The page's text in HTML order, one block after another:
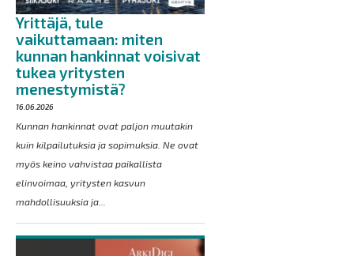
Yrittäjä, tule
vaikuttamaan: miten
kunnan hankinnat voisivat
tukea yritysten
menestymistä?
16.06.2026
Kunnan hankinnat ovat paljon muutakin
kuin kilpailutuksia ja sopimuksia. Ne ovat
myös keino vahvistaa paikallista
elinvoimaa, yritysten kasvun
mahdollisuuksia ja...